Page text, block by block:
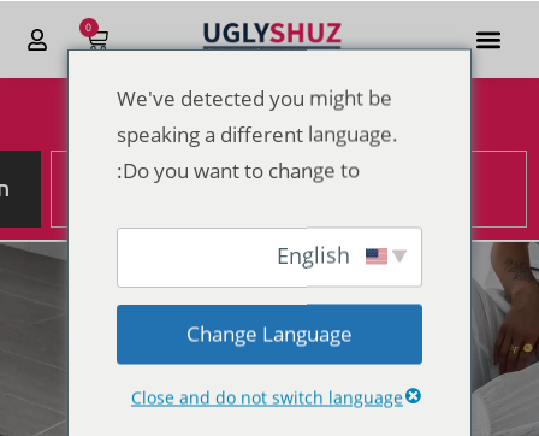
0
הנחות מטורפות לקראת סוף 2025
We've detected you might be
speaking a different language.
Do you want to change to:
Change Language
Close and do not switch language